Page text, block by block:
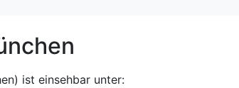
ist einsehbar unter: